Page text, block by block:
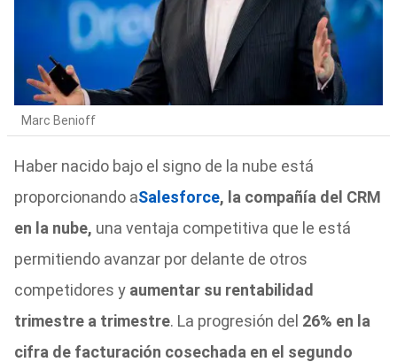
Marc Benioff
Haber nacido bajo el signo de la nube está
proporcionando aSalesforce, la compañía del CRM
en la nube, una ventaja competitiva que le está
permitiendo avanzar por delante de otros
competidores yaumentar su rentabilidad
trimestre a trimestre. La progresión del 26% en la
cifra de facturación cosechada en el segundo